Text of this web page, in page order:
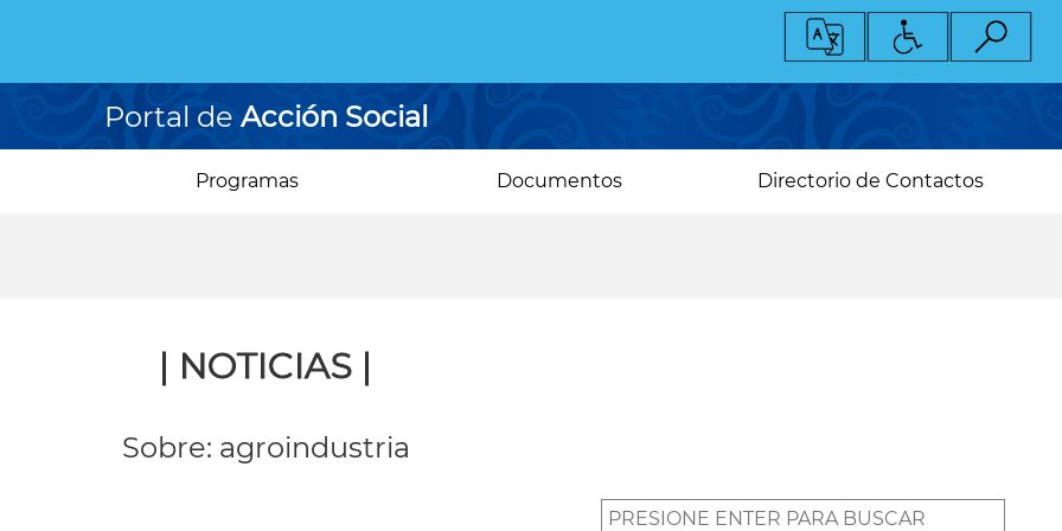
Portal de Acción Social
Programas Documentos Directorio de Contactos
| NOTICIAS |
Sobre: agroindustria